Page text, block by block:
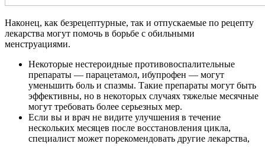
Наконец, как безрецептурные, так и отпускаемые по рецепту
лекарства могут помочь в борьбе с обильными
менструациями.
Некоторые нестероидные противовоспалительные
препараты — парацетамол, ибупрофен — могут
уменьшить боль и спазмы. Такие препараты могут быть
эффективны, но в некоторых случаях тяжелые месячные
могут требовать более серьезных мер.
Если вы и врач не видите улучшения в течение
нескольких месяцев после восстановления цикла,
специалист может порекомендовать другие лекарства,